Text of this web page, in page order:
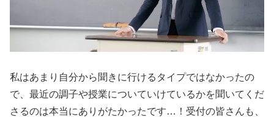
私はあまり自分から聞きに行けるタイプではなかったの
で、最近の調子や授業についていけているかを聞いてくだ
さるのは本当にありがたかったです…！受付の皆さんも、